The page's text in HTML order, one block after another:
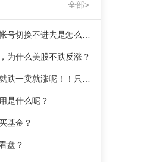
全部>
为什么美股不跌反涨？
是什么呢？
基金？
盘？